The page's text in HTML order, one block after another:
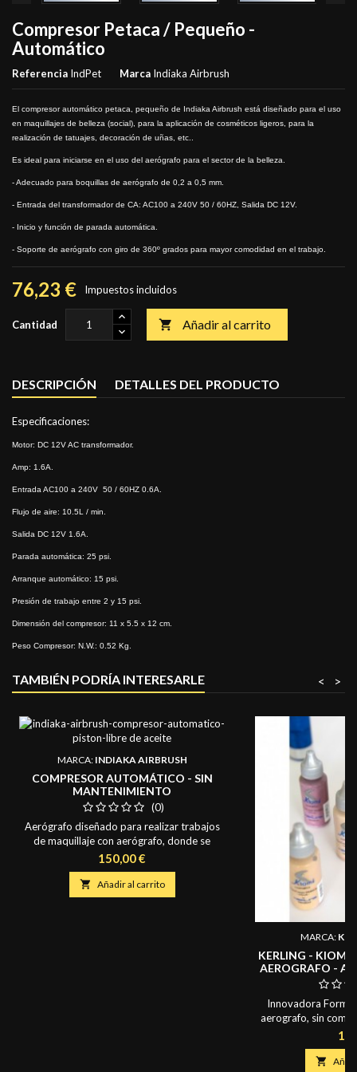
Compresor Petaca / Pequeño -
Automático
Referencia IndPet Marca Indiaka Airbrush
El compresor automático petaca, pequeño de Indiaka Airbrush está diseñado para el uso
en maquillajes de belleza (social), para la aplicación de cosméticos ligeros, para la
realización de tatuajes, decoración de uñas, etc..
Es ideal para iniciarse en el uso del aerógrafo para el sector de la belleza.
- Adecuado para boquillas de aerógrafo de 0,2 a 0,5 mm.
- Entrada del transformador de CA: AC100 a 240V 50 / 60HZ, Salida DC 12V.
- Inicio y función de parada automática.
- Soporte de aerógrafo con giro de 360º grados para mayor comodidad en el trabajo.
76,23 € Impuestos incluidos
Cantidad  Añadir al carrito
DESCRIPCIÓN DETALLES DEL PRODUCTO
Especificaciones:
Motor: DC 12V AC transformador.
Amp: 1.6A.
Entrada AC100 a 240V 50 / 60HZ 0.6A.
Flujo de aire: 10.5L / min.
Salida DC 12V 1.6A.
Parada automática: 25 psi.
Arranque automático: 15 psi.
Presión de trabajo entre 2 y 15 psi.
Dimensión del compresor: 11 x 5.5 x 12 cm.
Peso Compresor: N.W.: 0.52 Kg.
TAMBIÉN PODRÍA INTERESARLE >
<
MARCA: INDIAKA AIRBRUSH
COMPRESOR AUTOMÁTICO - SIN
MANTENIMIENTO
(0)
Aerógrafo diseñado para realizar trabajos
de maquillaje con aerógrafo, donde se
necesita alto rendimiento, como maquillaje
artístico corporal, maquillaje social, FX y
uñas. - Compresor Automático -
Funcionamiento muy silencioso (59 db) - No
Precio
150,00 €
 Añadir al carrito
MARCA:
KERLING - KIOMI
AEROGRAFO -
MAQUILLAJE
COLORES
Innovadora
aerografo, sin
Textura HD (Alta
incluso luego
cobertura. 